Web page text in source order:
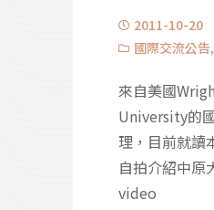
2011-10-20
國際交流公告,
來自美國
University的
理，目前就讀
自拍介紹中原
video